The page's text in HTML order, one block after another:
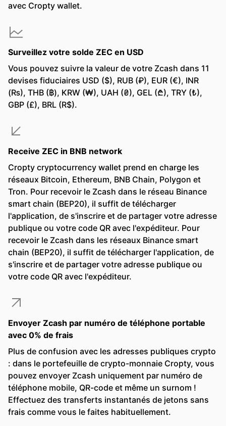
avec Cropty wallet.
Surveillez votre solde ZEC en USD
Vous pouvez suivre la valeur de votre Zcash dans 11
devises fiduciaires USD ($), RUB (₽), EUR (€), INR
(₨), THB (฿), KRW (₩), UAH (₴), GEL (₾), TRY (₺),
GBP (£), BRL (R$).
Receive ZEC in BNB network
Cropty cryptocurrency wallet prend en charge les
réseaux Bitcoin, Ethereum, BNB Chain, Polygon et
Tron. Pour recevoir le Zcash dans le réseau Binance
smart chain (BEP20), il suffit de télécharger
l'application, de s'inscrire et de partager votre adresse
publique ou votre code QR avec l'expéditeur. Pour
recevoir le Zcash dans les réseaux Binance smart
chain (BEP20), il suffit de télécharger l'application, de
s'inscrire et de partager votre adresse publique ou
votre code QR avec l'expéditeur.
Envoyer Zcash par numéro de téléphone portable
avec 0% de frais
Plus de confusion avec les adresses publiques crypto
: dans le portefeuille de crypto-monnaie Cropty, vous
pouvez envoyer Zcash uniquement par numéro de
téléphone mobile, QR-code et même un surnom !
Effectuez des transferts instantanés de jetons sans
frais comme vous le faites habituellement.